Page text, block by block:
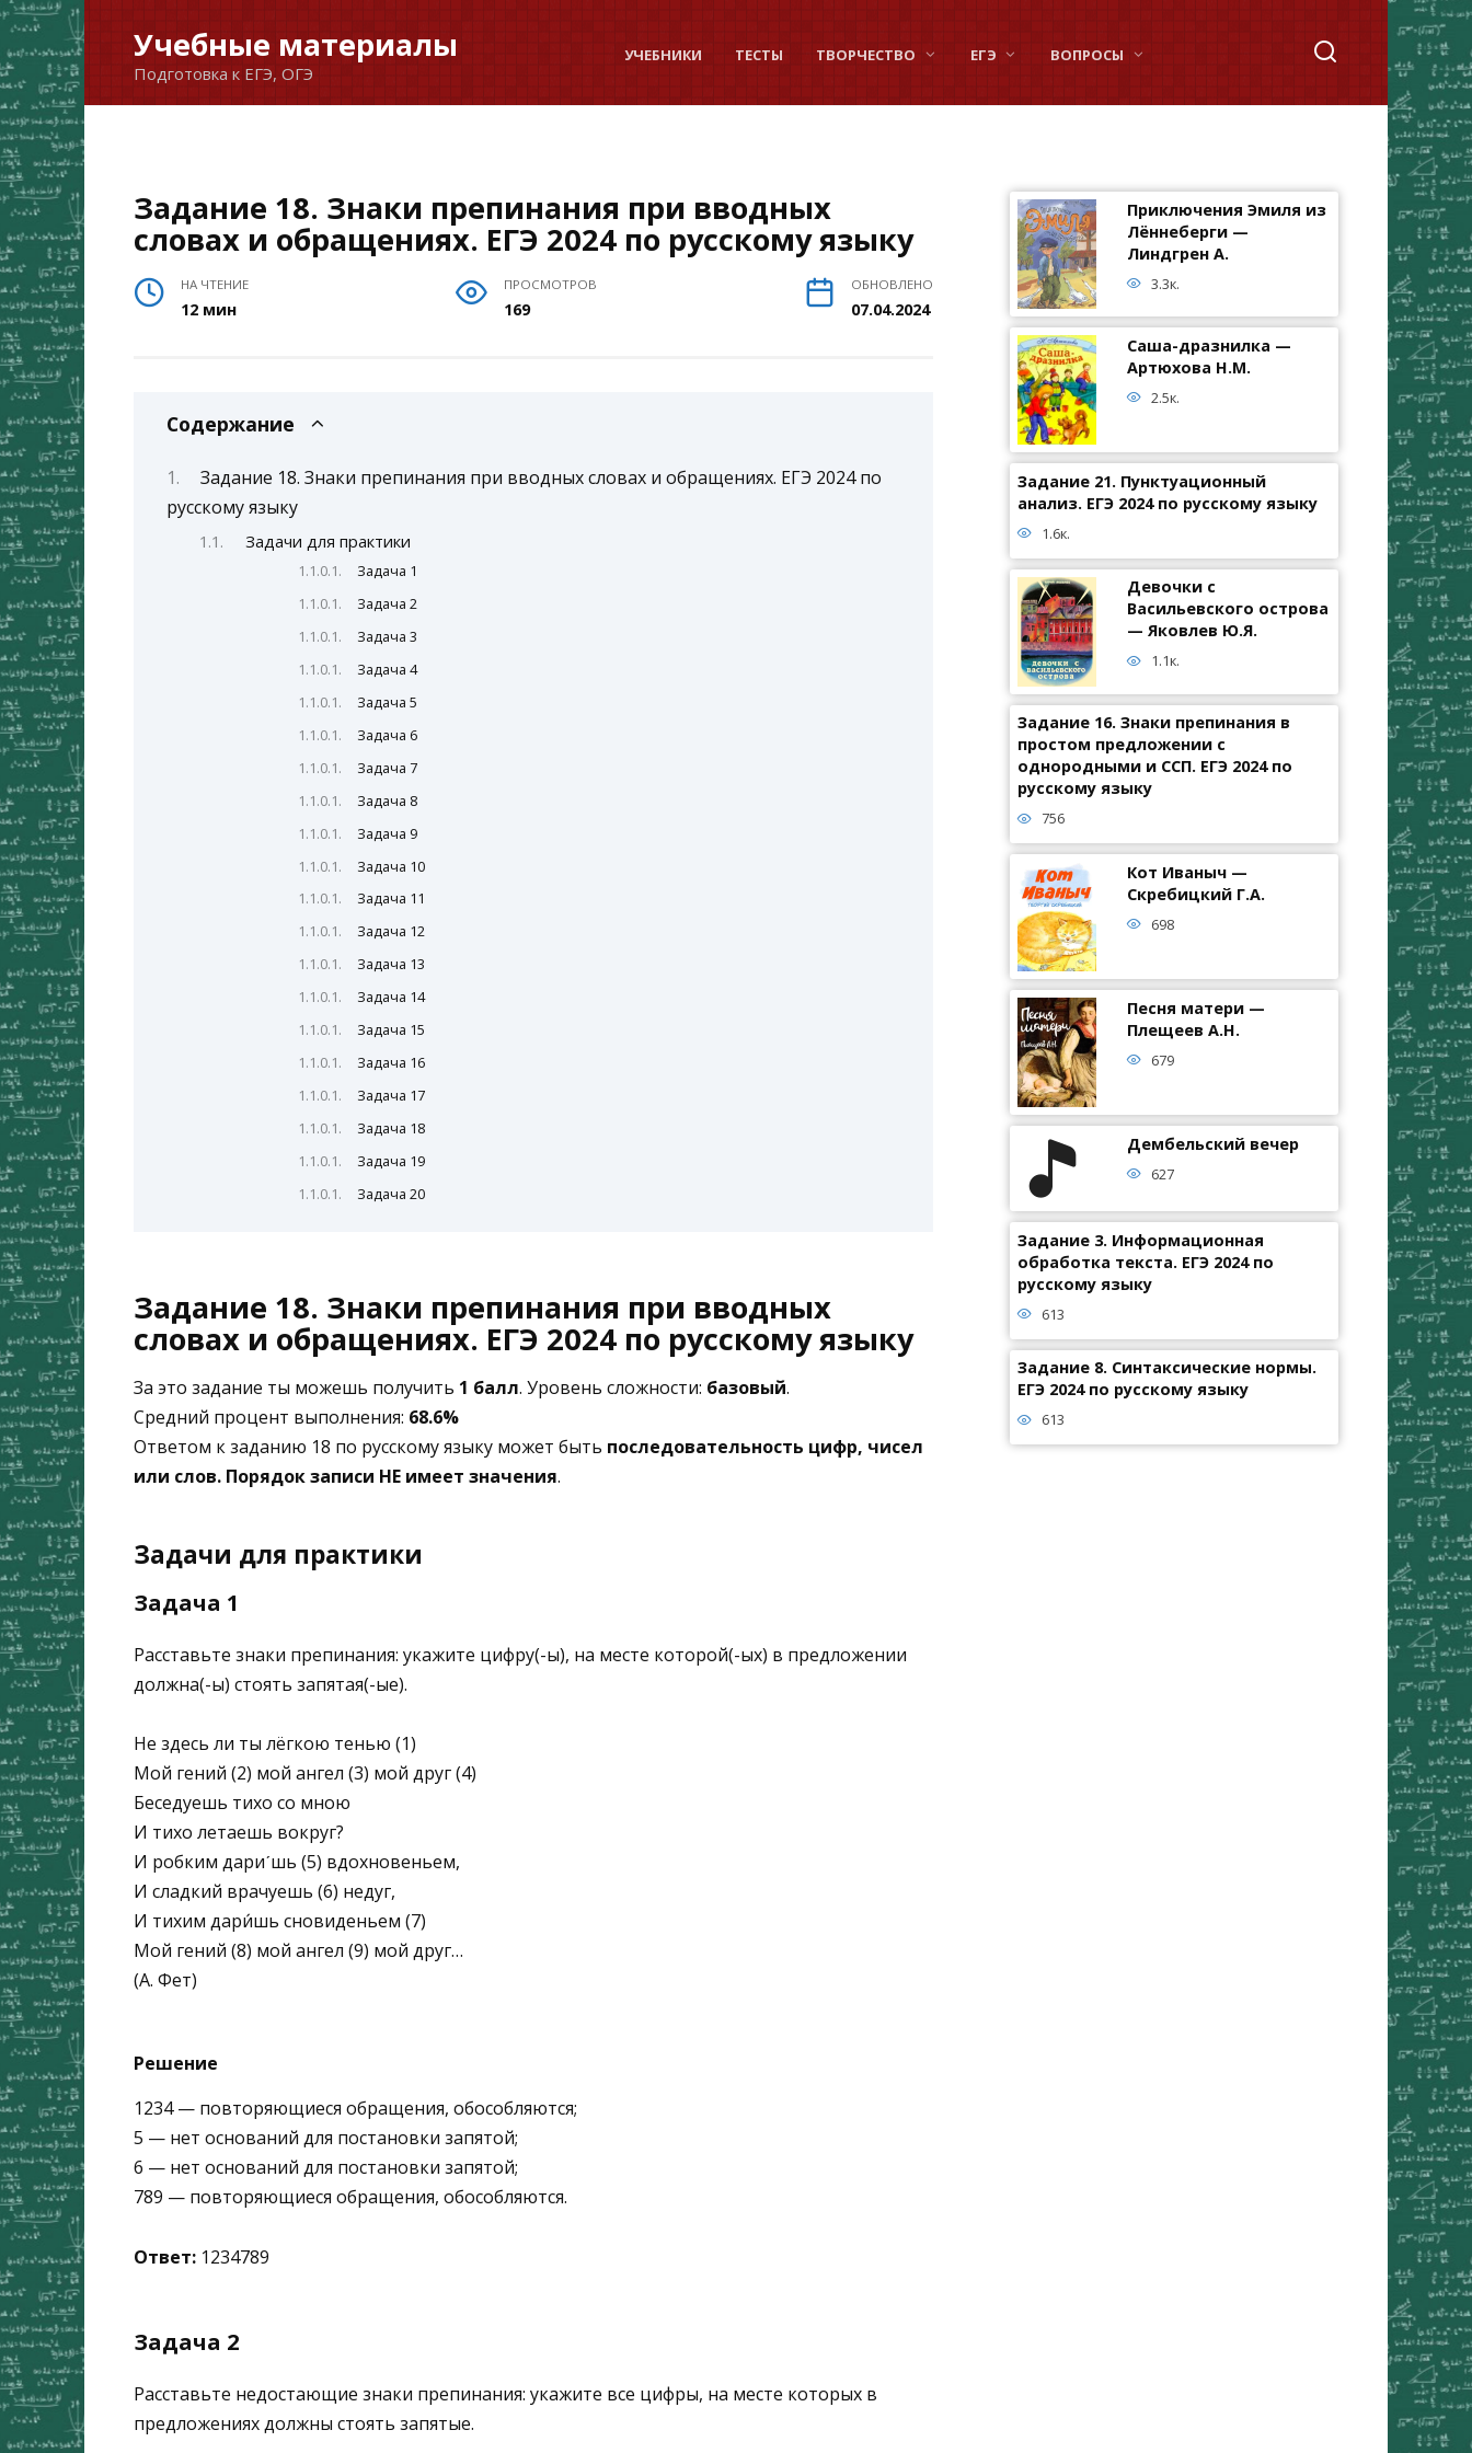
Перейти
к
содержанию
Учебные материалы
Подготовка к ЕГЭ, ОГЭ
УЧЕБНИКИ ТЕСТЫ ТВОРЧЕСТВО ЕГЭ ВОПРОСЫ
Задание 18. Знаки препинания при вводных
словах и обращениях. ЕГЭ 2024 по русскому языку
НА ЧТЕНИЕ
12 мин
ПРОСМОТРОВ
169
ОБНОВЛЕНО
07.04.2024
Содержание
Задание 18. Знаки препинания при вводных словах и обращениях. ЕГЭ 2024 по
русскому языку
Задачи для практики
Задача 1
Задача 2
Задача 3
Задача 4
Задача 5
Задача 6
Задача 7
Задача 8
Задача 9
Задача 10
Задача 11
Задача 12
Задача 13
Задача 14
Задача 15
Задача 16
Задача 17
Задача 18
Задача 19
Задача 20
Задание 18. Знаки препинания при вводных
словах и обращениях. ЕГЭ 2024 по русскому языку
За это задание ты можешь получить 1 балл. Уровень сложности: базовый.
Средний процент выполнения: 68.6%
Ответом к заданию 18 по русскому языку может быть последовательность цифр, чисел
или слов. Порядок записи НЕ имеет значения.
Задачи для практики
Задача 1
Расставьте знаки препинания: укажите цифру(-ы), на месте которой(-ых) в предложении
должна(-ы) стоять запятая(-ые).
Не здесь ли ты лёгкою тенью (1)
Мой гений (2) мой ангел (3) мой друг (4)
Беседуешь тихо со мною
И тихо летаешь вокруг?
И робким дариˊшь (5) вдохновеньем,
И сладкий врачуешь (6) недуг,
И тихим дари́шь сновиденьем (7)
Мой гений (8) мой ангел (9) мой друг…
(А. Фет)
Решение
1234 — повторяющиеся обращения, обособляются;
5 — нет оснований для постановки запятой;
6 — нет оснований для постановки запятой;
789 — повторяющиеся обращения, обособляются.
Ответ: 1234789
Задача 2
Расставьте недостающие знаки препинания: укажите все цифры, на месте которых в
предложениях должны стоять запятые.
Приключения Эмиля из
Лённеберги —
Линдгрен А.
3.3к.
Саша-дразнилка —
Артюхова Н.М.
2.5к.
Задание 21. Пунктуационный
анализ. ЕГЭ 2024 по русскому языку
1.6к.
Девочки с
Васильевского острова
— Яковлев Ю.Я.
1.1к.
Задание 16. Знаки препинания в
простом предложении с
однородными и ССП. ЕГЭ 2024 по
русскому языку
756
Кот Иваныч —
Скребицкий Г.А.
698
Песня матери —
Плещеев А.Н.
679
Дембельский вечер
627
Задание 3. Информационная
обработка текста. ЕГЭ 2024 по
русскому языку
613
Задание 8. Синтаксические нормы.
ЕГЭ 2024 по русскому языку
613